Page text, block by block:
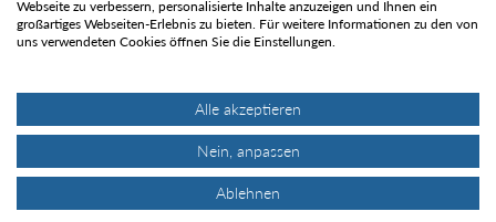
Gefällt mir
Webseite zu verbessern, personalisierte Inhalte anzuzeigen und Ihnen ein
großartiges Webseiten-Erlebnis zu bieten. Für weitere Informationen zu den von
uns verwendeten Cookies öffnen Sie die Einstellungen.
Alle akzeptieren
Nein, anpassen
Ablehnen